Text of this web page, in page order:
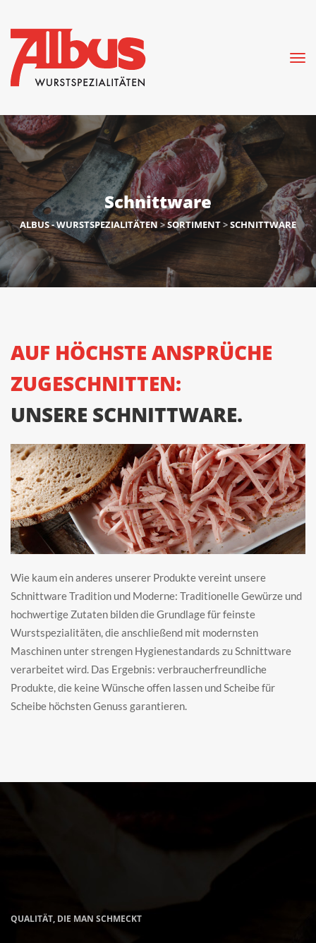
Schnittware
ALBUS - WURSTSPEZIALITÄTEN > SORTIMENT > SCHNITTWARE
AUF HÖCHSTE ANSPRÜCHE
ZUGESCHNITTEN:
UNSERE SCHNITTWARE.
Wie kaum ein anderes unserer Produkte vereint unsere
Schnittware Tradition und Moderne: Traditionelle Gewürze und
hochwertige Zutaten bilden die Grundlage für feinste
Wurstspezialitäten, die anschließend mit modernsten
Maschinen unter strengen Hygienestandards zu Schnittware
verarbeitet wird. Das Ergebnis: verbraucherfreundliche
Produkte, die keine Wünsche offen lassen und Scheibe für
Scheibe höchsten Genuss garantieren.
QUALITÄT, DIE MAN SCHMECKT